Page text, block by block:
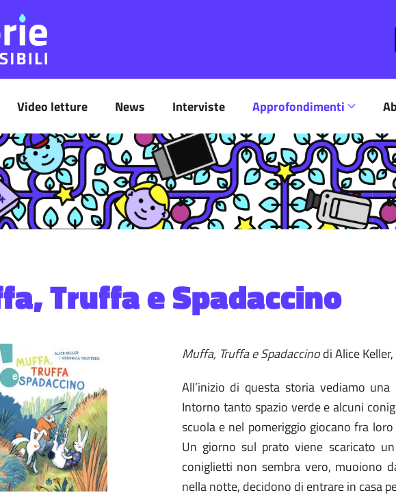
Video letture News Interviste Approfondimenti
Truffa e Spadaccino
Muffa, Truffa e Spadaccinodi Alice
All’inizio di questa storia vediamo
Intorno tanto spazio verde e alcuni
scuola e nel pomeriggio giocano fra
Un giorno sul prato viene scaricato
coniglietti non sembra vero, muoiono
nella notte, decidono di entrare in casa